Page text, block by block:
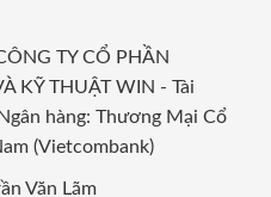
TY CỔ PHẦN
KỸ THUẬT WIN - Tài
hàng: Thương Mại Cổ
(Vietcombank)
Văn Lãm